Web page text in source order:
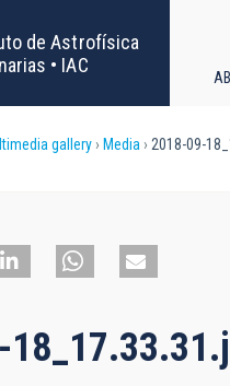
de Astrofísica
• IAC
gallery Media 2018-09-